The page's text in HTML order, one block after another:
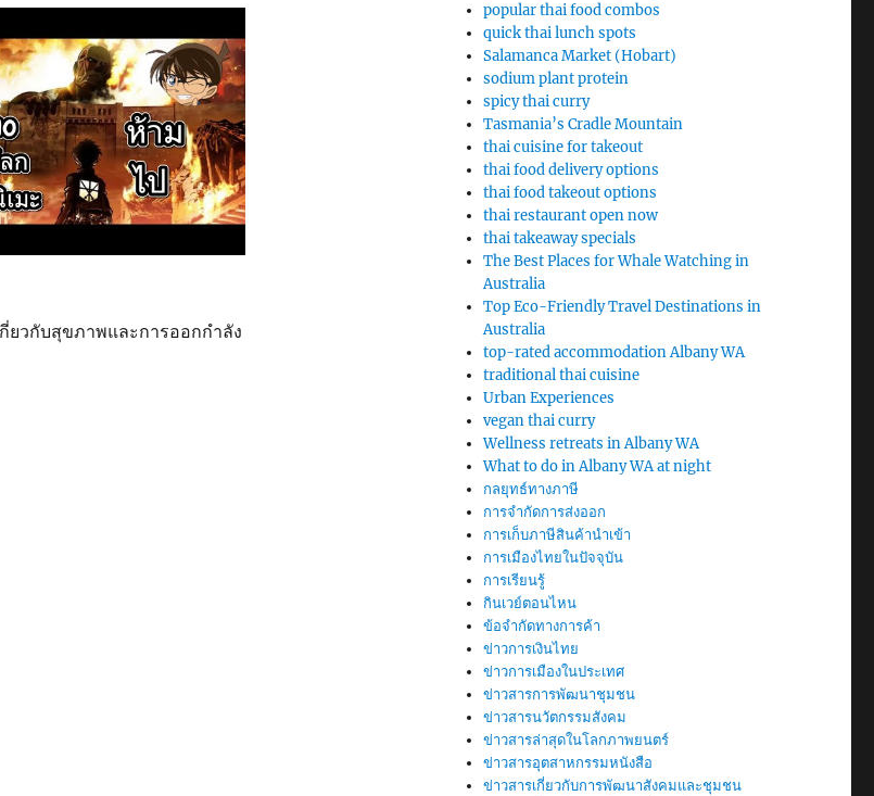
popular thai food combos
quick thai lunch spots
Salamanca Market (Hobart)
sodium plant protein
spicy thai curry
Tasmania’s Cradle Mountain
thai cuisine for takeout
thai food delivery options
thai food takeout options
thai restaurant open now
thai takeaway specials
The Best Places for Whale Watching in
Australia
Top Eco-Friendly Travel Destinations in
Australia
top-rated accommodation Albany WA
traditional thai cuisine
Urban Experiences
vegan thai curry
Wellness retreats in Albany WA
What to do in Albany WA at night
กลยุทธ์ทางภาษี
การจำกัดการส่งออก
การเก็บภาษีสินค้านำเข้า
การเมืองไทยในปัจจุบัน
การเรียนรู้
กินเวย์ตอนไหน
ข้อจำกัดทางการค้า
ข่าวการเงินไทย
ข่าวการเมืองในประเทศ
ข่าวสารการพัฒนาชุมชน
ข่าวสารนวัตกรรมสังคม
ข่าวสารล่าสุดในโลกภาพยนตร์
ข่าวสารอุตสาหกรรมหนังสือ
ข่าวสารเกี่ยวกับการพัฒนาสังคมและชุมชน